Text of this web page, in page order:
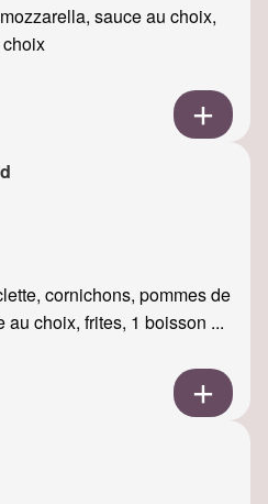
sauce au choix,
cornichons, pommes de
au choix, frites, 1 boisson ...